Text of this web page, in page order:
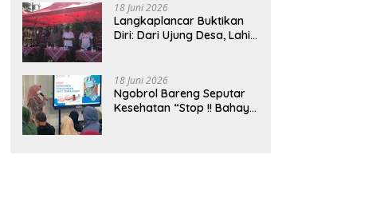
18 Juni 2026
Langkaplancar Buktikan
Diri: Dari Ujung Desa, Lahir
18 Juni 2026
Ngobrol Bareng Seputar
Kesehatan “Stop !! Bahaya